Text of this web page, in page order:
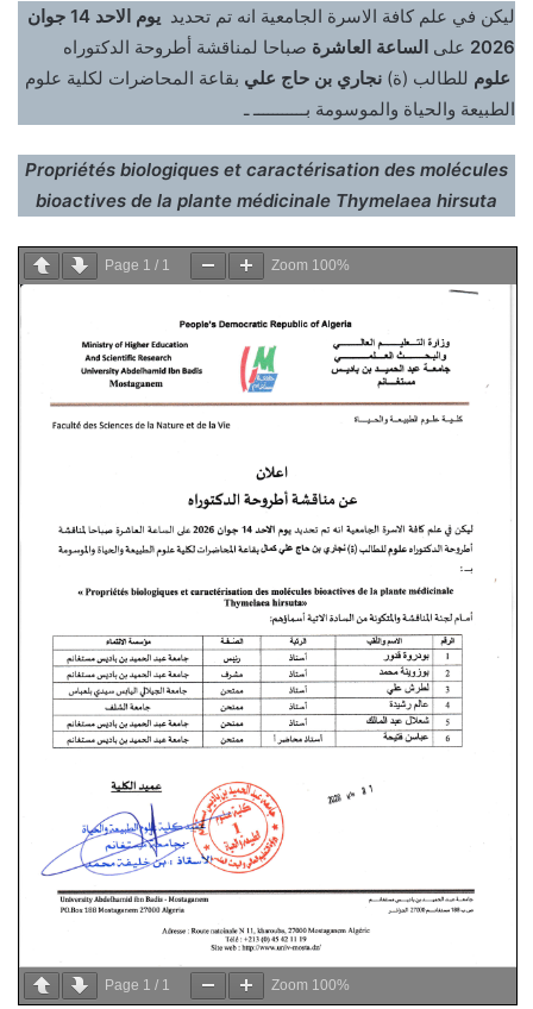
ليكن في علم كافة الاسرة الجامعية انه تم تحديد
يوم الاحد 14 جوان
2026 على الساعة العاشرة صباحا لمناقشة أطروحة الدكتوراه
علوم للطالب (ة) نجاري بن حاج علي بقاعة المحاضرات لكلية علوم
الطبيعة والحياة والموسومة بـــــــــــ ـ
Propriétés biologiques et caractérisation des molécules
bioactives de la plante médicinale Thymelaea hirsuta
Page 1 / 1 Zoom 100%
Page 1 / 1 Zoom 100%